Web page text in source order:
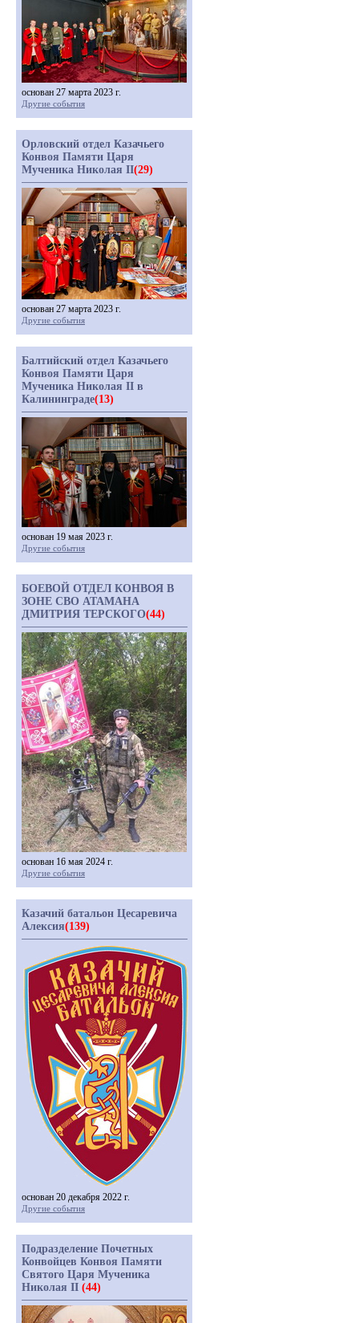
основан 27 марта 2023 г.
Другие события
Орловский отдел Казачьего
Конвоя Памяти Царя
Мученика Николая II(29)
основан 27 марта 2023 г.
Другие события
Балтийский отдел Казачьего
Конвоя Памяти Царя
Мученика Николая II в
Калининграде(13)
основан 19 мая 2023 г.
Другие события
БОЕВОЙ ОТДЕЛ КОНВОЯ В
ЗОНЕ СВО АТАМАНА
ДМИТРИЯ ТЕРСКОГО(44)
основан 16 мая 2024 г.
Другие события
Казачий батальон Цесаревича
Алексия(139)
основан 20 декабря 2022 г.
Другие события
Подразделение Почетных
Конвойцев Конвоя Памяти
Святого Царя Мученика
Николая II (44)